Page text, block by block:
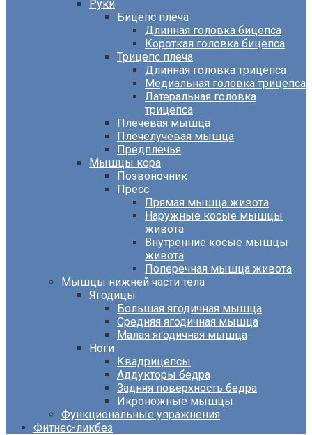
Руки
Бицепс плеча
Длинная головка бицепса
Короткая головка бицепса
Трицепс плеча
Длинная головка трицепса
Медиальная головка трицепса
Латеральная головка
трицепса
Плечевая мышца
Плечелучевая мышца
Предплечья
Мышцы кора
Позвоночник
Пресс
Прямая мышца живота
Наружные косые мышцы
живота
Внутренние косые мышцы
живота
Поперечная мышца живота
Мышцы нижней части тела
Ягодицы
Большая ягодичная мышца
Средняя ягодичная мышца
Малая ягодичная мышца
Ноги
Квадрицепсы
Аддукторы бедра
Задняя поверхность бедра
Икроножные мышцы
Функциональные упражнения
Фитнес-ликбез